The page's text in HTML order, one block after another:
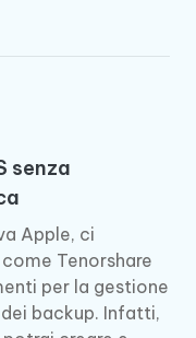
senza
Apple, ci
Tenorshare
per la gestione
backup. Infatti,